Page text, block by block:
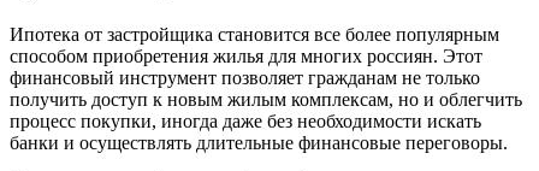
Ипотека от застройщика становится все более популярным
способом приобретения жилья для многих россиян. Этот
финансовый инструмент позволяет гражданам не только
получить доступ к новым жилым комплексам, но и облегчить
процесс покупки, иногда даже без необходимости искать
банки и осуществлять длительные финансовые переговоры.